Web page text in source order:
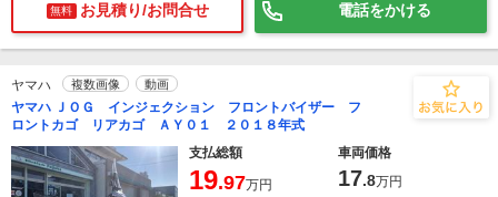
無料 お見積り/お問合せ 電話をかける
ヤマハ 複数画像 動画
ヤマハ ＪＯＧ インジェクション フロントバイザー フ
ロントカゴ リアカゴ ＡＹ０１ ２０１８年式
支払総額
車両価格
19.97万円 17.8万円